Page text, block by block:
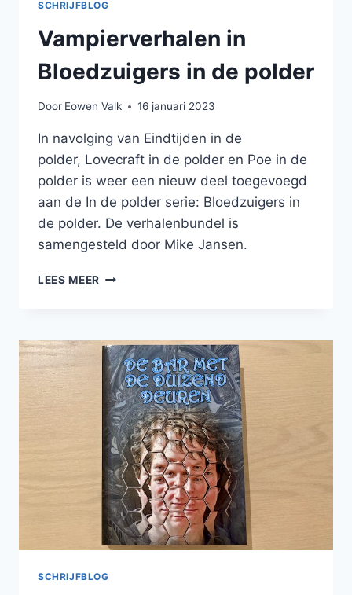
SCHRIJFBLOG
Vampierverhalen in
Bloedzuigers in de polder
Door Eowen Valk 16 januari 2023
In navolging van Eindtijden in de
polder, Lovecraft in de polder en Poe in de
polder is weer een nieuw deel toegevoegd
aan de In de polder serie: Bloedzuigers in
de polder. De verhalenbundel is
samengesteld door Mike Jansen.
LEES MEER VAMPIERVERHALEN
DE
POLDER
SCHRIJFBLOG